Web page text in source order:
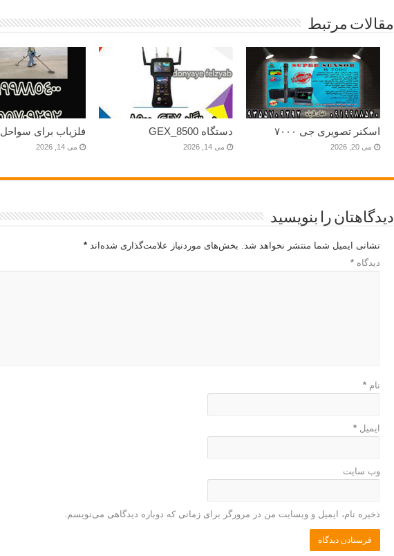
مقالات مرتبط
اسکنر تصویری جی ۷۰۰۰
می 20, 2026
دستگاه GEX_8500
می 14, 2026
فلزیاب برای سواحل
می 14, 2026
دیدگاهتان را بنویسید
نشانی ایمیل شما منتشر نخواهد شد. بخش‌های موردنیاز علامت‌گذاری شده‌اند *
دیدگاه *
نام *
ایمیل *
وب‌ سایت
ذخیره نام، ایمیل و وبسایت من در مرورگر برای زمانی که دوباره دیدگاهی می‌نویسم.